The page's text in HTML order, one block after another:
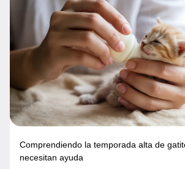
Comprendiendo la temporada alta de
necesitan ayuda